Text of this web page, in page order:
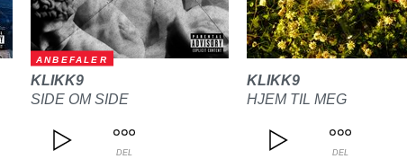
ANBEFALER
KLIKK9
SIDE OM SIDE
DEL
KLIKK9
HJEM TIL MEG
DEL